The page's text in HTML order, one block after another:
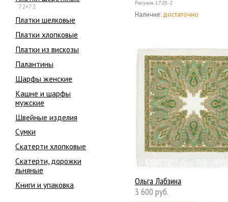
72×72
Платки шелковые
Платки хлопковые
Платки из вискозы
Палантины
Шарфы женские
Кашне и шарфы
мужские
Швейные изделия
Сумки
Скатерти хлопковые
Скатерти, дорожки
льняные
Книги и упаковка
Рисунок 1720-2
Наличие: достаточно
Ольга Лабзина
3 600 руб.